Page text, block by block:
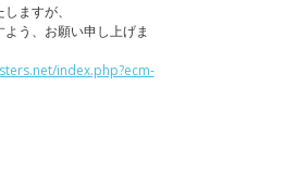
ますが、
う、お願い申し上げま
index.php?ecm-